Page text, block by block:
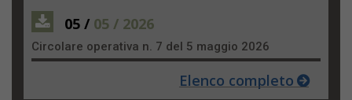
05 / 05 / 2026
Circolare operativa n. 7 del 5 maggio 2026
Elenco completo